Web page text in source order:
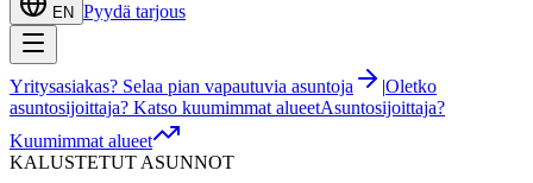
EN Pyydä tarjous
Yritysasiakas? Selaa pian vapautuvia asuntoja |Oletko
asuntosijoittaja? Katso kuumimmat alueetAsuntosijoittaja?
Kuumimmat alueet
KALUSTETUT ASUNNOT